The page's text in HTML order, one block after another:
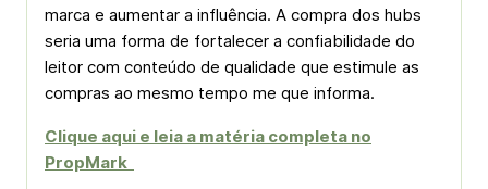
marca e aumentar a influência. A compra dos hubs
seria uma forma de fortalecer a confiabilidade do
leitor com conteúdo de qualidade que estimule as
compras ao mesmo tempo me que informa.
Clique aqui e leia a matéria completa no
PropMark